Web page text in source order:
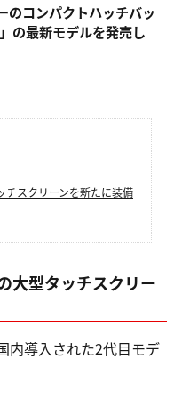
のコンパクトハッチバッ
の最新モデルを発売し
チスクリーンを新たに装備
大型タッチスクリー
内導入された2代目モデ